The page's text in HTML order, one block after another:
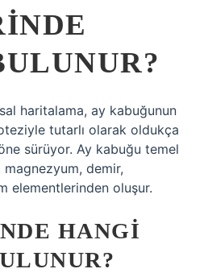
haritalama, ay kabuğunun
tutarlı olarak oldukça
sürüyor. Ay kabuğu temel
demir,
elementlerinden oluşur.
HANGI